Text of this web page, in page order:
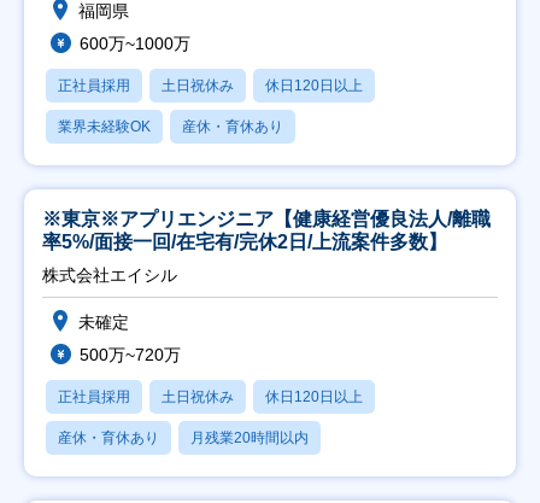
福岡県
600万~1000万
正社員採用 土日祝休み 休日120日以上
業界未経験OK 産休・育休あり
※東京※アプリエンジニア【健康経営優良法人/離職
率5%/面接一回/在宅有/完休2日/上流案件多数】
株式会社エイシル
未確定
500万~720万
正社員採用 土日祝休み 休日120日以上
産休・育休あり 月残業20時間以内